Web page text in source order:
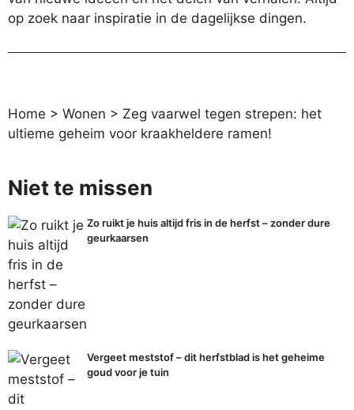
op zoek naar inspiratie in de dagelijkse dingen.
Home > Wonen > Zeg vaarwel tegen strepen: het
ultieme geheim voor kraakheldere ramen!
Niet te missen
Zo ruikt je huis altijd fris in de herfst – zonder dure
geurkaarsen
Vergeet meststof – dit herfstblad is het geheime
goud voor je tuin